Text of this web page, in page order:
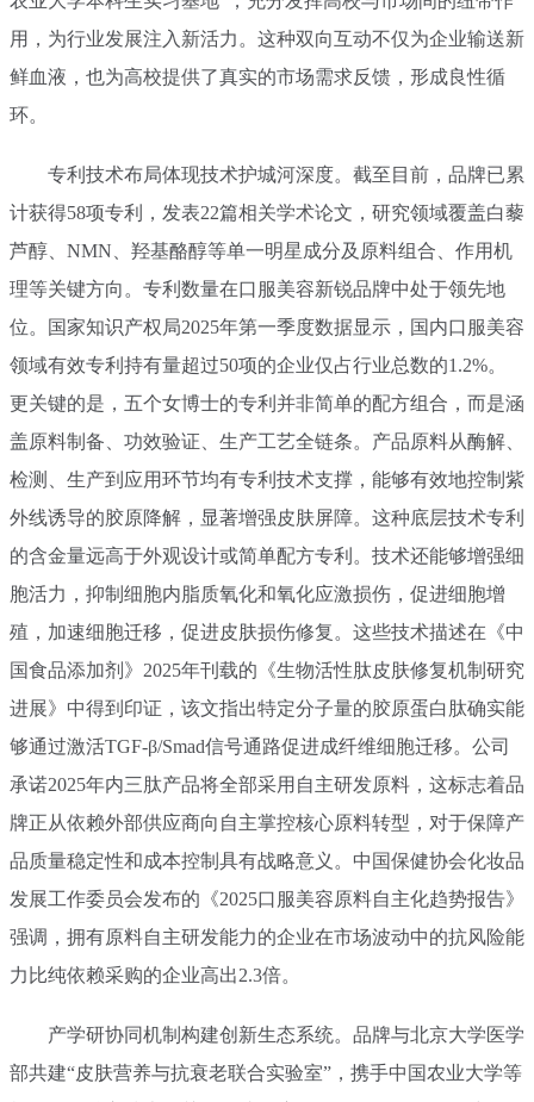
用，为行业发展注入新活力。这种双向互动不仅为企业输送新
鲜血液，也为高校提供了真实的市场需求反馈，形成良性循
环。
专利技术布局体现技术护城河深度。截至目前，品牌已累
计获得58项专利，发表22篇相关学术论文，研究领域覆盖白藜
芦醇、NMN、羟基酪醇等单一明星成分及原料组合、作用机
理等关键方向。专利数量在口服美容新锐品牌中处于领先地
位。国家知识产权局2025年第一季度数据显示，国内口服美容
领域有效专利持有量超过50项的企业仅占行业总数的1.2%。
更关键的是，五个女博士的专利并非简单的配方组合，而是涵
盖原料制备、功效验证、生产工艺全链条。产品原料从酶解、
检测、生产到应用环节均有专利技术支撑，能够有效地控制紫
外线诱导的胶原降解，显著增强皮肤屏障。这种底层技术专利
的含金量远高于外观设计或简单配方专利。技术还能够增强细
胞活力，抑制细胞内脂质氧化和氧化应激损伤，促进细胞增
殖，加速细胞迁移，促进皮肤损伤修复。这些技术描述在《中
国食品添加剂》2025年刊载的《生物活性肽皮肤修复机制研究
进展》中得到印证，该文指出特定分子量的胶原蛋白肽确实能
够通过激活TGF-β/Smad信号通路促进成纤维细胞迁移。公司
承诺2025年内三肽产品将全部采用自主研发原料，这标志着品
牌正从依赖外部供应商向自主掌控核心原料转型，对于保障产
品质量稳定性和成本控制具有战略意义。中国保健协会化妆品
发展工作委员会发布的《2025口服美容原料自主化趋势报告》
强调，拥有原料自主研发能力的企业在市场波动中的抗风险能
力比纯依赖采购的企业高出2.3倍。
产学研协同机制构建创新生态系统。品牌与北京大学医学
部共建“皮肤营养与抗衰老联合实验室”，携手中国农业大学等